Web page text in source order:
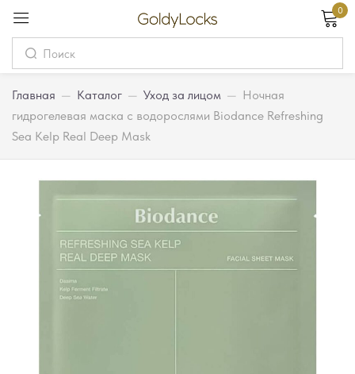
0
Главная — Каталог — Уход за лицом — Ночная
гидрогелевая маска с водорослями Biodance Refreshing
Sea Kelp Real Deep Mask
Вход
Password
Запомнить меня Забыли пароль?
Вход